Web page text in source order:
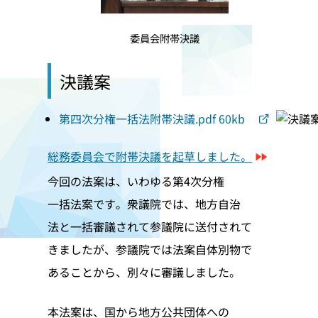
委員会附帯決議
決議案
第四次分権一括法附帯決議.pdf 60kb
総務委員会で附帯決議を起草しました。
今回の法案は、いわゆる第4次分権
一括法案です。衆議院では、地方自治
法と一括審議されて参議院に送付されて
きましたが、参議院では法案自体別物で
あることから、別々に審議しました。
本法案は、国から地方公共団体への